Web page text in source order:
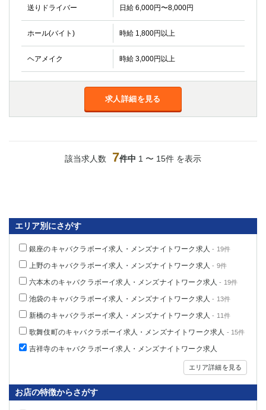
送りドライバー 日給 6,000円〜8,000円
ホール(バイト) 時給 1,800円以上
ヘアメイク 時給 3,000円以上
求人詳細を見る
該当求人数 7件中 1 〜 15件 を表示
エリア別にさがす
銀座のキャバクラボーイ求人・メンズナイトワーク求人 - 19件
上野のキャバクラボーイ求人・メンズナイトワーク求人 - 9件
六本木のキャバクラボーイ求人・メンズナイトワーク求人 - 19件
池袋のキャバクラボーイ求人・メンズナイトワーク求人 - 13件
新橋のキャバクラボーイ求人・メンズナイトワーク求人 - 11件
歌舞伎町のキャバクラボーイ求人・メンズナイトワーク求人 - 15件
吉祥寺のキャバクラボーイ求人・メンズナイトワーク求人
エリア詳細を見る
お店の特徴からさがす